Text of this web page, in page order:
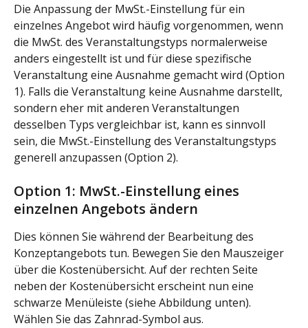
Die Anpassung der MwSt.-Einstellung für ein
einzelnes Angebot wird häufig vorgenommen, wenn
die MwSt. des Veranstaltungstyps normalerweise
anders eingestellt ist und für diese spezifische
Veranstaltung eine Ausnahme gemacht wird (Option
1). Falls die Veranstaltung keine Ausnahme darstellt,
sondern eher mit anderen Veranstaltungen
desselben Typs vergleichbar ist, kann es sinnvoll
sein, die MwSt.-Einstellung des Veranstaltungstyps
generell anzupassen (Option 2).
Option 1: MwSt.-Einstellung eines
einzelnen Angebots ändern
Dies können Sie während der Bearbeitung des
Konzeptangebots tun. Bewegen Sie den Mauszeiger
über die Kostenübersicht. Auf der rechten Seite
neben der Kostenübersicht erscheint nun eine
schwarze Menüleiste (siehe Abbildung unten).
Wählen Sie das Zahnrad-Symbol aus.